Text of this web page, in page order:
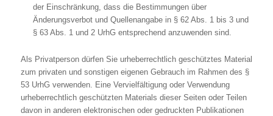
der Einschränkung, dass die Bestimmungen über
Änderungsverbot und Quellenangabe in § 62 Abs. 1 bis 3 und
§ 63 Abs. 1 und 2 UrhG entsprechend anzuwenden sind.
Als Privatperson dürfen Sie urheberrechtlich geschütztes Material
zum privaten und sonstigen eigenen Gebrauch im Rahmen des §
53 UrhG verwenden. Eine Vervielfältigung oder Verwendung
urheberrechtlich geschützten Materials dieser Seiten oder Teilen
davon in anderen elektronischen oder gedruckten Publikationen